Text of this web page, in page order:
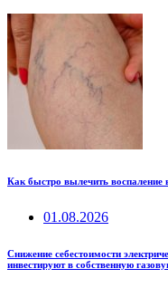
Как быстро вылечить воспаление
01.08.2026
Снижение себестоимости
инвестируют в собственную